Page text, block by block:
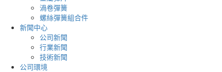
渦卷彈簧
螺絲彈簧組合件
新聞中心
公司新聞
行業新聞
技術新聞
公司環境